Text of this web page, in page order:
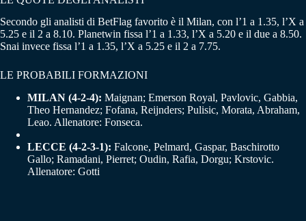
Secondo gli analisti di BetFlag favorito è il Milan, con l’1 a 1.35, l’X a
5.25 e il 2 a 8.10. Planetwin fissa l’1 a 1.33, l’X a 5.20 e il due a 8.50.
Snai invece fissa l’1 a 1.35, l’X a 5.25 e il 2 a 7.75.
LE PROBABILI FORMAZIONI
MILAN (4-2-4): Maignan; Emerson Royal, Pavlovic, Gabbia,
Theo Hernandez; Fofana, Reijnders; Pulisic, Morata, Abraham,
Leao. Allenatore: Fonseca.
LECCE (4-2-3-1): Falcone, Pelmard, Gaspar, Baschirotto
Gallo; Ramadani, Pierret; Oudin, Rafia, Dorgu; Krstovic.
Allenatore: Gotti